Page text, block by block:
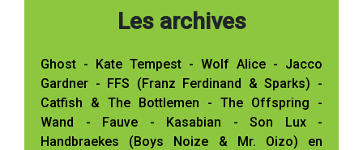
Les archives
Ghost - Kate Tempest - Wolf Alice - Jacco
Gardner - FFS (Franz Ferdinand & Sparks) -
Catfish & The Bottlemen - The Offspring -
Wand - Fauve - Kasabian - Son Lux -
Handbraekes (Boys Noize & Mr. Oizo) en